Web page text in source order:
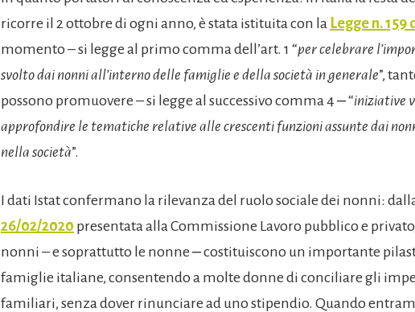
ricorre il 2 ottobre di ogni anno, è stata istituita con la Legge n. 159
momento – si legge al primo comma dell’art. 1 “per celebrare
svolto dai nonni all’interno delle famiglie e della società in generale”,
possono promuovere – si legge al successivo comma 4 ‒ “iniziative
approfondire le tematiche relative alle crescenti funzioni assunte dai
nella società”.
I dati Istat confermano la rilevanza del ruolo sociale dei nonni:
26/02/2020 presentata alla Commissione Lavoro pubblico e
nonni – e soprattutto le nonne ‒ costituiscono un importante
famiglie italiane, consentendo a molte donne di conciliare gli
familiari, senza dover rinunciare ad uno stipendio. Quando